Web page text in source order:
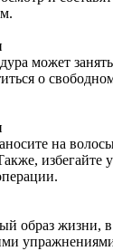
может
о
на
избегайте
образ жизни,